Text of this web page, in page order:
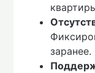
заранее.